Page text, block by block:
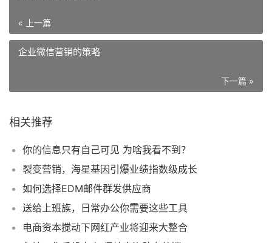
« 上一篇
企业微信营销的策略
下一篇 »
相关推荐
你的信息只有自己可见 为啥我看不到？
裂变营销，海星基因引爆业绩指数级成长
如何选择EDM邮件群发供应商
送给上班族，日常办公你需要这些工具
电商资本搅动下网红产业将迎来大整合